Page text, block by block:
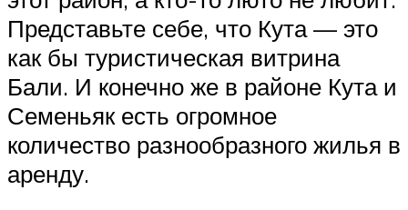
Представьте себе, что Кута — это
как бы туристическая витрина
Бали. И конечно же в районе Кута и
Семеньяк есть огромное
количество разнообразного жилья в
аренду.